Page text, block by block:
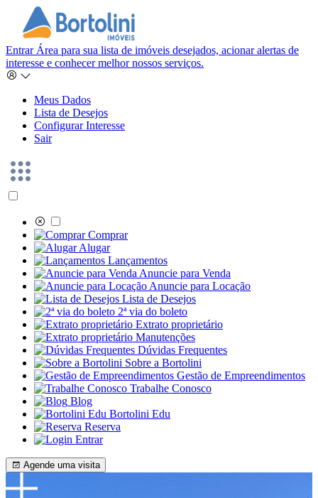
Entrar Área para sua lista de imóveis desejados, acionar alertas de
interesse e conhecer melhor nossos serviços.
Meus Dados
Lista de Desejos
Configurar Interesse
Sair
Comprar
Alugar
Lançamentos
Anuncie para Venda
Anuncie para Locação
Lista de Desejos
2ª via do boleto
Extrato proprietário
Manutenções
Dúvidas Frequentes
Sobre a Bortolini
Gestão de Empreendimentos
Trabalhe Conosco
Blog
Bortolini Edu
Reserva
Entrar
Agende uma visita